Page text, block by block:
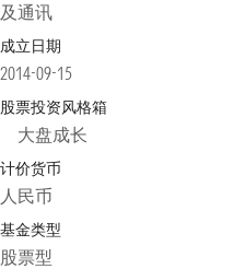
及通讯
成立日期
2014-09-15
股票投资风格箱
大盘成长
计价货币
人民币
基金类型
股票型